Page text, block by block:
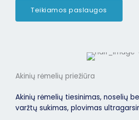
Teikiamos paslaugos
Akinių rėmelių priežiūra
Akinių rėmelių tiesinimas, noselių
varžtų sukimas, plovimas